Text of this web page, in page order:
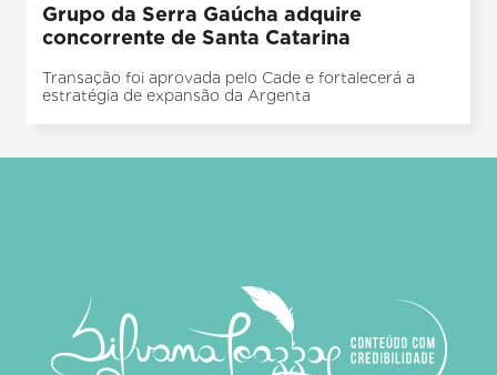
Grupo da Serra Gaúcha adquire
concorrente de Santa Catarina
Transação foi aprovada pelo Cade e fortalecerá a
estratégia de expansão da Argenta